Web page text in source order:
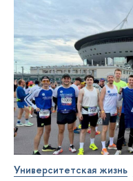
Университетская жизнь